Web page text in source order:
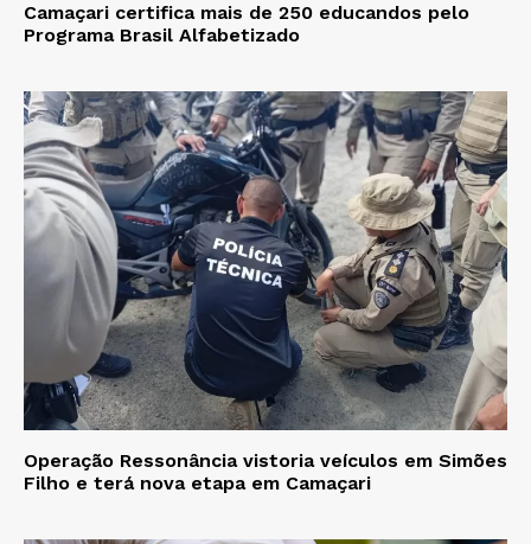
Camaçari certifica mais de 250 educandos pelo
Programa Brasil Alfabetizado
Operação Ressonância vistoria veículos em Simões
Filho e terá nova etapa em Camaçari